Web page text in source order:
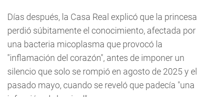
Días después, la Casa Real explicó que la princesa
perdió súbitamente el conocimiento, afectada por
una bacteria micoplasma que provocó la
"inflamación del corazón", antes de imponer un
silencio que solo se rompió en agosto de 2025 y el
pasado mayo, cuando se reveló que padecía "una